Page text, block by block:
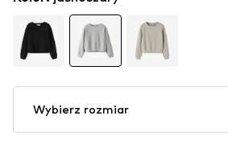
Wybierz rozmiar